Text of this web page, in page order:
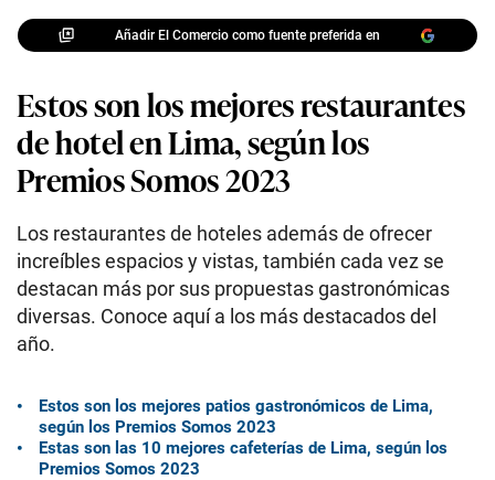
Añadir El Comercio como fuente preferida en
Estos son los mejores restaurantes
de hotel en Lima, según los
Premios Somos 2023
Los restaurantes de hoteles además de ofrecer
increíbles espacios y vistas, también cada vez se
destacan más por sus propuestas gastronómicas
diversas. Conoce aquí a los más destacados del
año.
Estos son los mejores patios gastronómicos de Lima,
según los Premios Somos 2023
Estas son las 10 mejores cafeterías de Lima, según los
Premios Somos 2023